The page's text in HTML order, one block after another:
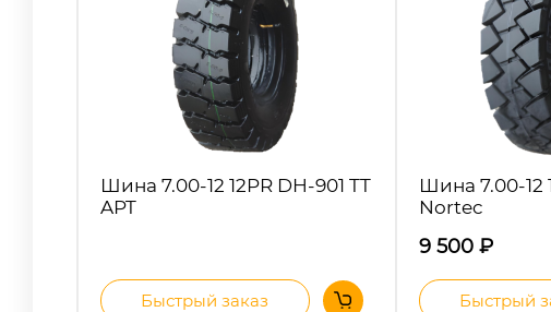
Шина 7.00-12 12PR DH-901 TT
APT
Быстрый заказ
Шина 7.00-12
Nortec
9 500 ₽
Быстрый